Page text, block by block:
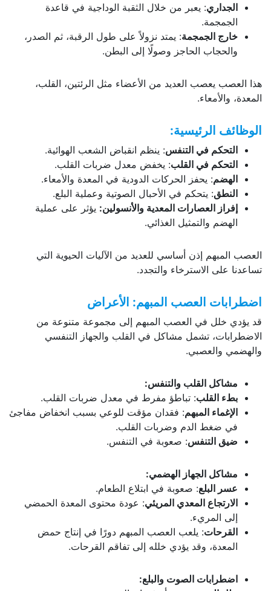
الجداري: يعبر من خلال الثقبة الوداجية في قاعدة
الجمجمة.
خارج الجمجمة: يمتد نزولاً على طول الرقبة، ثم الصدر،
والحجاب الحاجز وصولًا إلى البطن.
هذا العصب يعصب العديد من الأعضاء مثل الرئتين، القلب،
المعدة، والأمعاء.
الوظائف الرئيسية:
التحكم في التنفس: ينظم انقباض الشعب الهوائية.
التحكم في القلب: يخفض معدل ضربات القلب.
الهضم: يحفز الحركات الدودية في المعدة والأمعاء.
النطق: يتحكم في الأحبال الصوتية وعملية البلع.
إفراز العصارات المعدية والأنسولين: يؤثر على عملية
الهضم والتمثيل الغذائي.
العصب المبهم إذن أساسي للعديد من الآليات الحيوية التي
تساعدنا على الاسترخاء والتجدد.
اضطرابات العصب المبهم: الأعراض
قد يؤدي خلل في العصب المبهم إلى مجموعة متنوعة من
الاضطرابات، تشمل مشاكل في القلب والجهاز التنفسي
والهضمي والعصبي.
مشاكل القلب والتنفس:
بطء القلب: تباطؤ مفرط في معدل ضربات القلب.
الإغماء المبهم: فقدان مؤقت للوعي بسبب انخفاض مفاجئ
في ضغط الدم وضربات القلب.
ضيق التنفس: صعوبة في التنفس.
مشاكل الجهاز الهضمي:
عسر البلع: صعوبة في ابتلاع الطعام.
الارتجاع المعدي المريئي: عودة محتوى المعدة الحمضي
إلى المريء.
القرحات: يلعب العصب المبهم دورًا في إنتاج حمض
المعدة، وقد يؤدي خلله إلى تفاقم القرحات.
اضطرابات الصوت والبلع: